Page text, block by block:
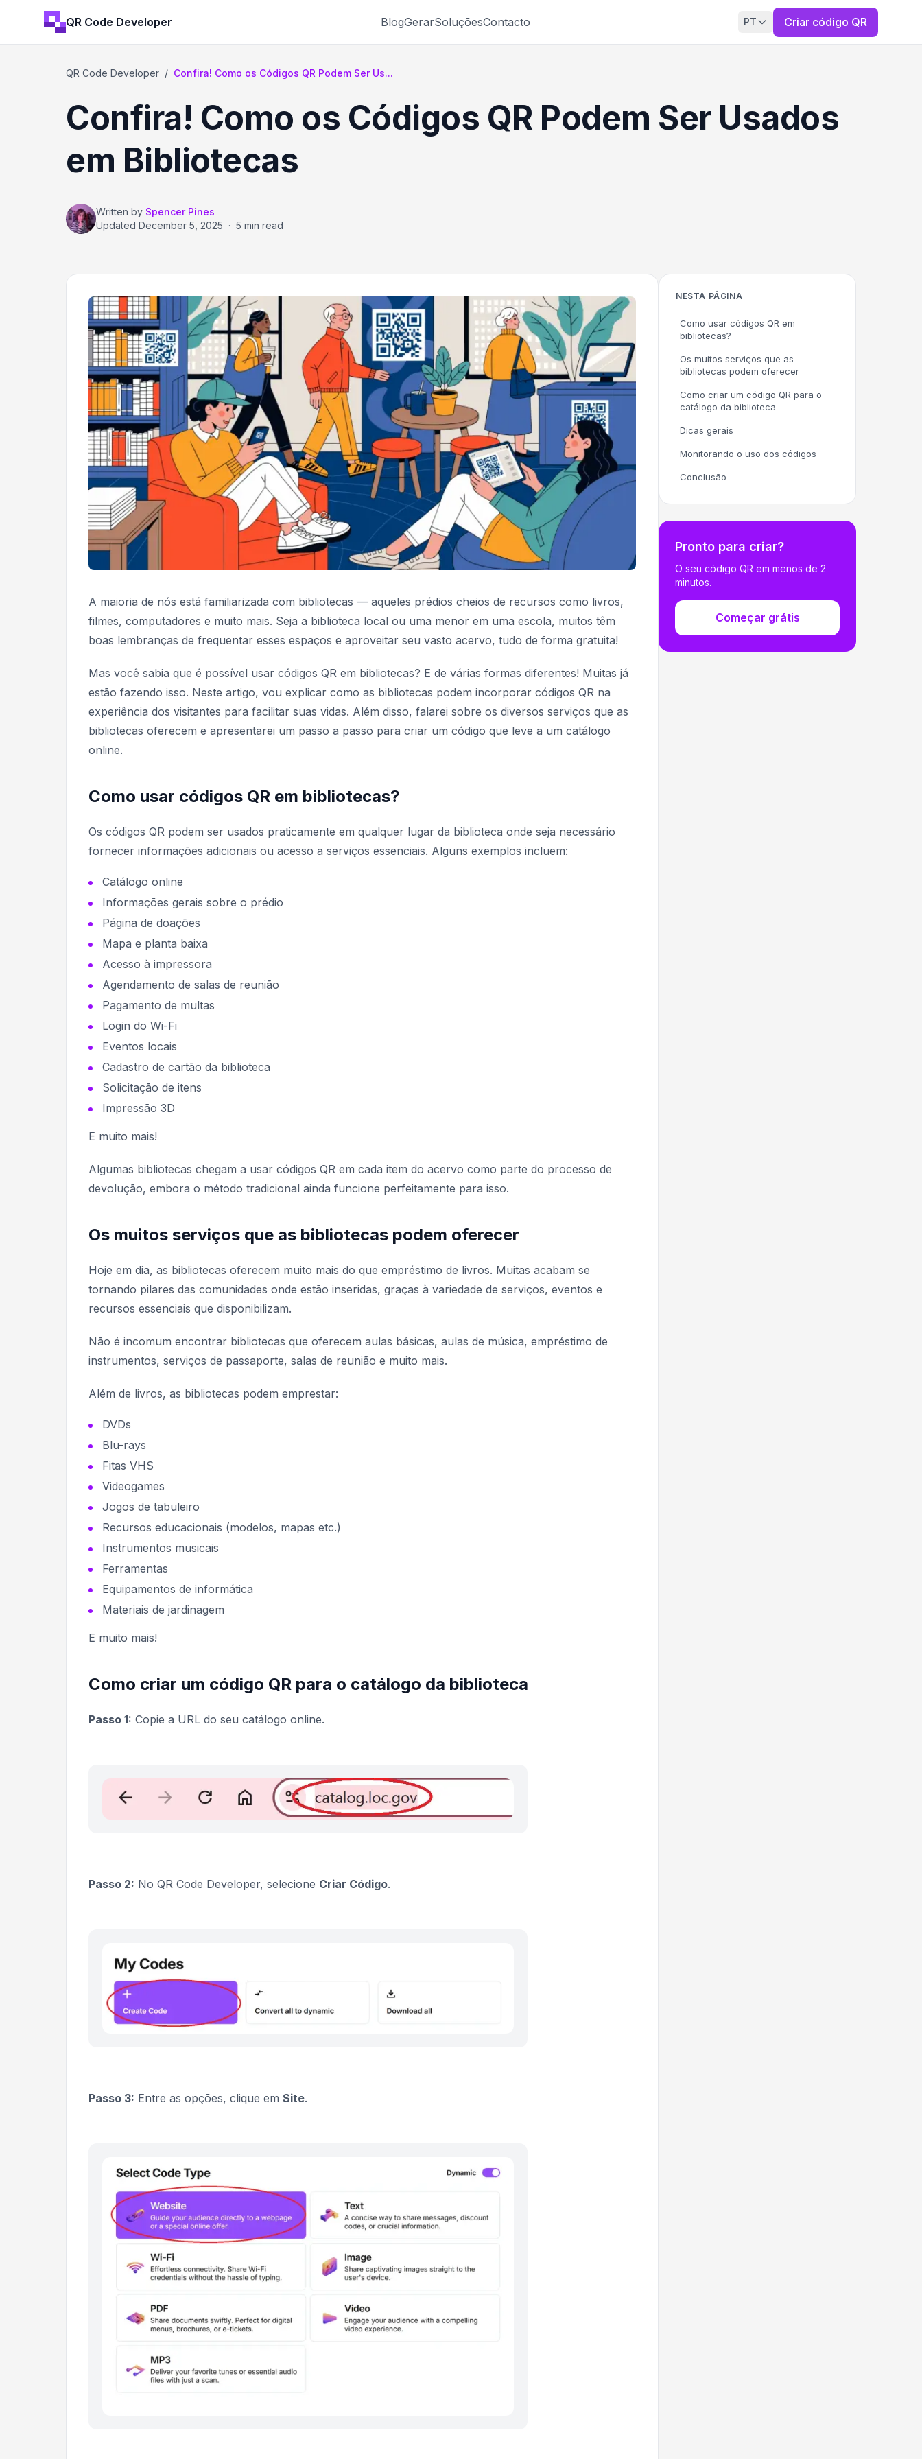
QR Code Developer BlogGerarSoluçõesContacto PT Criar código QR
QR Code Developer / Confira! Como os Códigos QR Podem Ser Us...
Confira! Como os Códigos QR Podem Ser Usados
em Bibliotecas
Written by Spencer Pines
Updated December 5, 2025 · 5 min read
A maioria de nós está familiarizada com bibliotecas — aqueles prédios cheios de recursos como livros,
filmes, computadores e muito mais. Seja a biblioteca local ou uma menor em uma escola, muitos têm
boas lembranças de frequentar esses espaços e aproveitar seu vasto acervo, tudo de forma gratuita!
Mas você sabia que é possível usar códigos QR em bibliotecas? E de várias formas diferentes! Muitas já
estão fazendo isso. Neste artigo, vou explicar como as bibliotecas podem incorporar códigos QR na
experiência dos visitantes para facilitar suas vidas. Além disso, falarei sobre os diversos serviços que as
bibliotecas oferecem e apresentarei um passo a passo para criar um código que leve a um catálogo
online.
Como usar códigos QR em bibliotecas?
Os códigos QR podem ser usados praticamente em qualquer lugar da biblioteca onde seja necessário
fornecer informações adicionais ou acesso a serviços essenciais. Alguns exemplos incluem:
Catálogo online
Informações gerais sobre o prédio
Página de doações
Mapa e planta baixa
Acesso à impressora
Agendamento de salas de reunião
Pagamento de multas
Login do Wi-Fi
Eventos locais
Cadastro de cartão da biblioteca
Solicitação de itens
Impressão 3D
E muito mais!
Algumas bibliotecas chegam a usar códigos QR em cada item do acervo como parte do processo de
devolução, embora o método tradicional ainda funcione perfeitamente para isso.
Os muitos serviços que as bibliotecas podem oferecer
Hoje em dia, as bibliotecas oferecem muito mais do que empréstimo de livros. Muitas acabam se
tornando pilares das comunidades onde estão inseridas, graças à variedade de serviços, eventos e
recursos essenciais que disponibilizam.
Não é incomum encontrar bibliotecas que oferecem aulas básicas, aulas de música, empréstimo de
instrumentos, serviços de passaporte, salas de reunião e muito mais.
Além de livros, as bibliotecas podem emprestar:
DVDs
Blu-rays
Fitas VHS
Videogames
Jogos de tabuleiro
Recursos educacionais (modelos, mapas etc.)
Instrumentos musicais
Ferramentas
Equipamentos de informática
Materiais de jardinagem
E muito mais!
Como criar um código QR para o catálogo da biblioteca
Passo 1: Copie a URL do seu catálogo online.
Passo 2: No QR Code Developer, selecione Criar Código.
Passo 3: Entre as opções, clique em Site.
NESTA PÁGINA
Como usar códigos QR em
bibliotecas?
Os muitos serviços que as
bibliotecas podem oferecer
Como criar um código QR para o
catálogo da biblioteca
Dicas gerais
Monitorando o uso dos códigos
Conclusão
Pronto para criar?
O seu código QR em menos de 2
minutos.
Começar grátis